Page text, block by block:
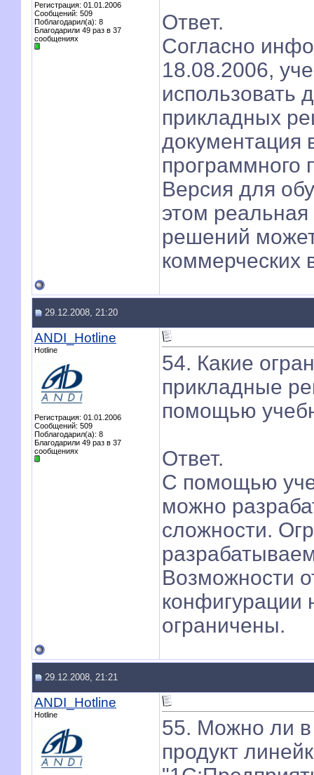
Регистрация: 01.01.2006
Сообщений: 509
Поблагодарил(а): 8
Благодарили 49 раз в 37
сообщениях
Ответ.
Согласно
18.08.2006,
использовать
прикладных
документация
программного
Версия для
этом
решений
коммерческих
29.12.2008, 21:20
ANDI_Hotline
Hotline
Регистрация: 01.01.2006
Сообщений: 509
Поблагодарил(а): 8
Благодарили 49 раз в 37
сообщениях
54. Какие
прикладные
помощью
Ответ.
С помощью
можно
сложности.
Возможности
ограничены.
29.12.2008, 21:21
ANDI_Hotline
Hotline
55. Можно ли в
продукт